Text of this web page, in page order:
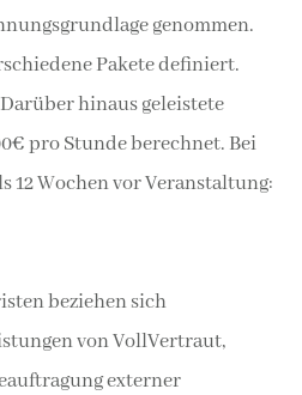
genommen.
Pakete definiert.
hinaus geleistete
pro Stunde berechnet. Bei
12 Wochen vor Veranstaltung:
beziehen sich
von VollVertraut,
externer